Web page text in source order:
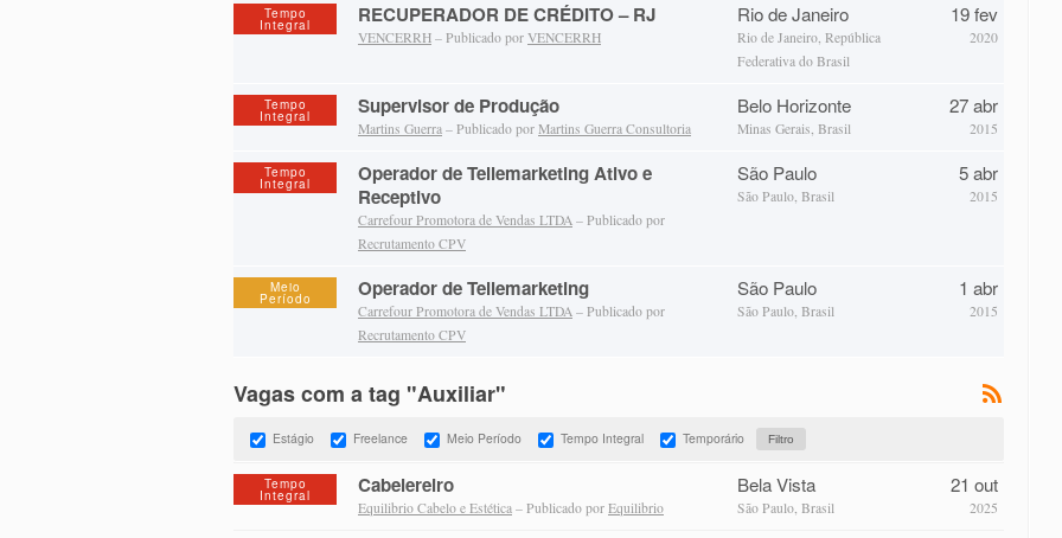
Tempo
Integral RECUPERADOR DE CRÉDITO – RJ
VENCERRH – Publicado por VENCERRH
Rio de Janeiro
Rio de Janeiro, República
Federativa do Brasil
19 fev
2020
Tempo
Integral Supervisor de Produção
Martins Guerra – Publicado por Martins Guerra Consultoria
Belo Horizonte
Minas Gerais, Brasil
27 abr
2015
Tempo
Integral
Operador de Tellemarketing Ativo e
Receptivo
Carrefour Promotora de Vendas LTDA – Publicado por
Recrutamento CPV
São Paulo
São Paulo, Brasil
5 abr
2015
Meio
Período Operador de Tellemarketing
Carrefour Promotora de Vendas LTDA – Publicado por
Recrutamento CPV
São Paulo
São Paulo, Brasil
1 abr
2015
Vagas com a tag "Auxiliar"
Estágio Freelance Meio Período Tempo Integral Temporário
Tempo
Integral Cabelereiro
Equilibrio Cabelo e Estética – Publicado por Equilibrio
Bela Vista
São Paulo, Brasil
21 out
2025